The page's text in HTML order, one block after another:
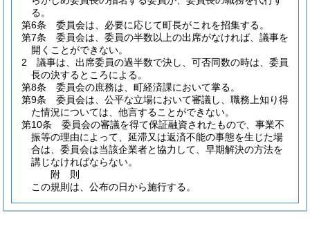
る。
第6条
委員会は、必要に応じて町長がこれを招集する。
第7条
委員会は、委員の半数以上の出席がなければ、議事を
開くことができない。
2
議事は、出席委員の過半数で決し、可否同数の時は、委員
長の決するところによる。
第8条
委員会の庶務は、町経済課において掌る。
第9条
委員会は、公平な立場において審議し、職務上知り得
た情況については、他言することができない。
第10条
委員会の審議を得て保証融資されたもので、事業不
振等の理由によって、延滞又は返済不能の事態を生じた場
合は、委員会は当該企業者と協力して、早期解決の方法を
講じなければならない。
附 則
この規則は、公布の日から施行する。